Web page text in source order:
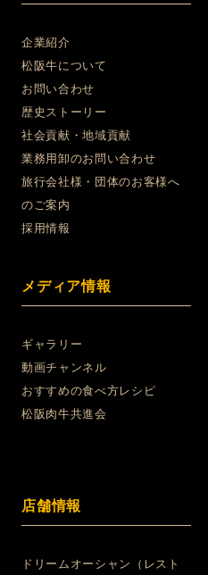
企業紹介
松阪牛について
お問い合わせ
歴史ストーリー
社会貢献・地域貢献
業務用卸のお問い合わせ
旅行会社様・団体のお客様へ
のご案内
採用情報
メディア情報
ギャラリー
動画チャンネル
おすすめの食べ方レシピ
松阪肉牛共進会
店舗情報
ドリームオーシャン（レスト